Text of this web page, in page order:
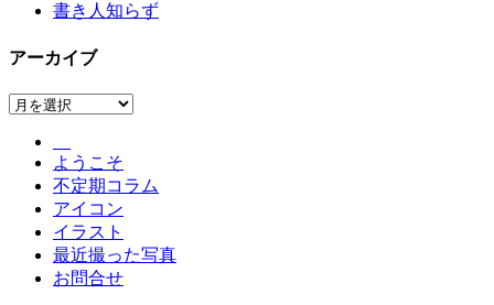
書き人知らず
アーカイブ
ア
ようこそ
不定期コラム
アイコン
イラスト
最近撮った写真
お問合せ